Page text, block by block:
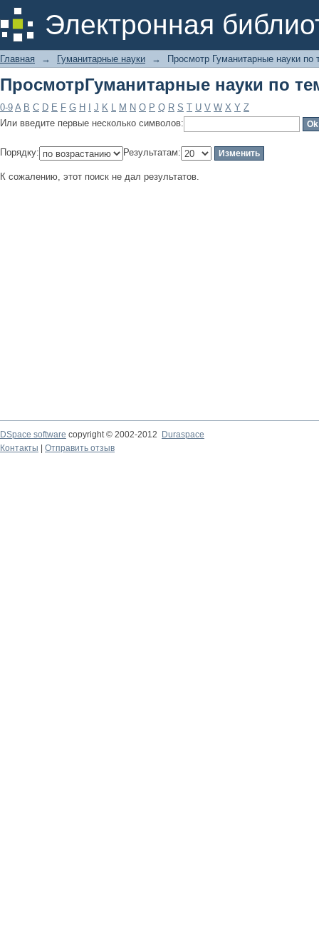
Электронная
ПросмотрГуманитарные науки по
Главная → Гуманитарные науки → Просмотр Гуманитарные науки по
ПросмотрГуманитарные науки по
0-9 A B C D E F G H J K L M N O P Q R S T U V W X Y Z
Или введите первые несколько символов:
Порядку: Результатам:
К сожалению, этот поиск не дал результатов.
DSpace software copyright © 2002-2012
Duraspace
Контакты
Отправить отзыв